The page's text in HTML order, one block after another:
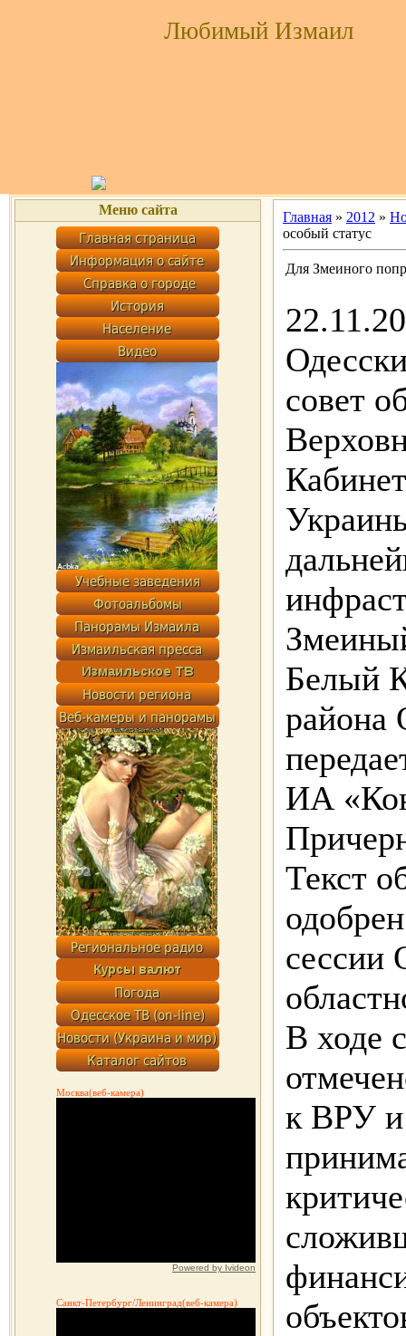
Любимый Измаил
Меню сайта
Москва(веб-камера)
Powered by Ivideon
Санкт-Петербург/Ленинград(веб-камера)
Главная » 2012 »
особый статус
Для Змеиного
совет
Белый
района
ИА
Текст
сессии
В ходе
к ВРУ